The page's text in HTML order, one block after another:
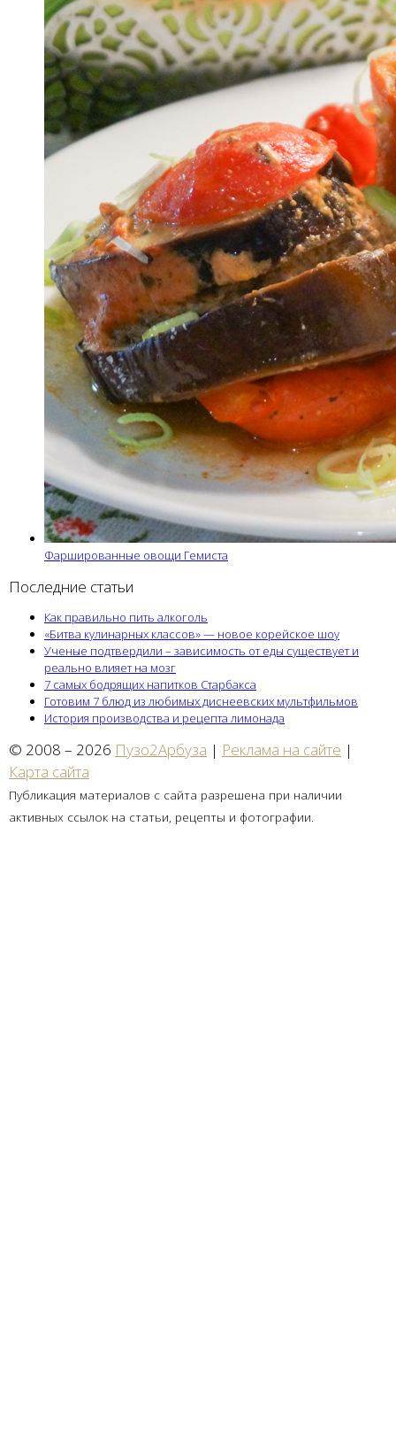
Фаршированные овощи Гемиста
Последние статьи
Как правильно пить алкоголь
«Битва кулинарных классов» — новое корейское шоу
Ученые подтвердили – зависимость от еды существует и
реально влияет на мозг
7 самых бодрящих напитков Старбакса
Готовим 7 блюд из любимых диснеевских мультфильмов
История производства и рецепта лимонада
© 2008 – 2026 Пузо2Арбуза | Реклама на сайте |
Карта сайта
Публикация материалов с сайта разрешена при наличии
активных ссылок на статьи, рецепты и фотографии.